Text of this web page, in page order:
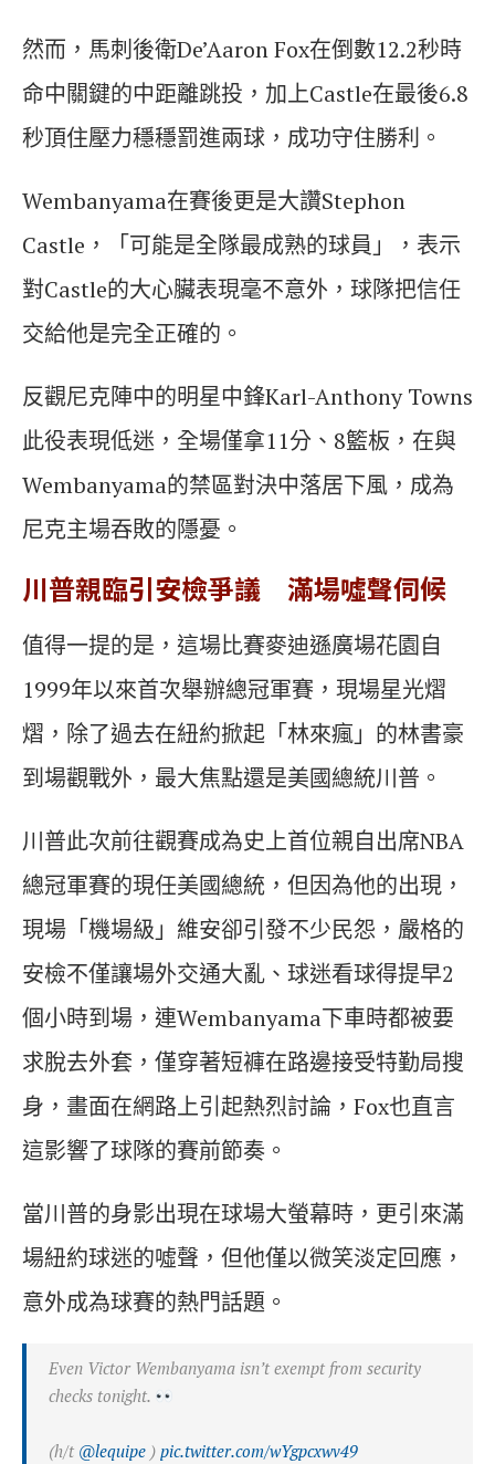
然而，馬刺後衛De’Aaron Fox在倒數12.2秒時
命中關鍵的中距離跳投，加上Castle在最後6.8
秒頂住壓力穩穩罰進兩球，成功守住勝利。
Wembanyama在賽後更是大讚Stephon
Castle，「可能是全隊最成熟的球員」，表示
對Castle的大心臟表現毫不意外，球隊把信任
交給他是完全正確的。
反觀尼克陣中的明星中鋒Karl-Anthony Towns
此役表現低迷，全場僅拿11分、8籃板，在與
Wembanyama的禁區對決中落居下風，成為
尼克主場吞敗的隱憂。
川普親臨引安檢爭議 滿場噓聲伺候
值得一提的是，這場比賽麥迪遜廣場花園自
1999年以來首次舉辦總冠軍賽，現場星光熠
熠，除了過去在紐約掀起「林來瘋」的林書豪
到場觀戰外，最大焦點還是美國總統川普。
川普此次前往觀賽成為史上首位親自出席NBA
總冠軍賽的現任美國總統，但因為他的出現，
現場「機場級」維安卻引發不少民怨，嚴格的
安檢不僅讓場外交通大亂、球迷看球得提早2
個小時到場，連Wembanyama下車時都被要
求脫去外套，僅穿著短褲在路邊接受特勤局搜
身，畫面在網路上引起熱烈討論，Fox也直言
這影響了球隊的賽前節奏。
當川普的身影出現在球場大螢幕時，更引來滿
場紐約球迷的噓聲，但他僅以微笑淡定回應，
意外成為球賽的熱門話題。
Even Victor Wembanyama isn’t exempt from security
checks tonight.
(h/t @lequipe ) pic.twitter.com/wYgpcxwv49